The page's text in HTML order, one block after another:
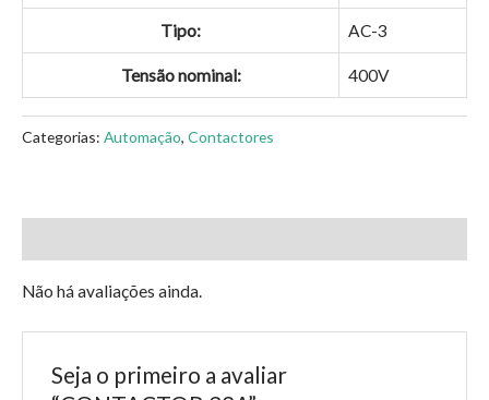
Tipo: AC-3
Tensão nominal: 400V
Categorias: Automação, Contactores
Não há avaliações ainda.
Seja o primeiro a avaliar